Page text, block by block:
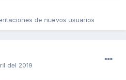
de nuevos usuarios
del 2019